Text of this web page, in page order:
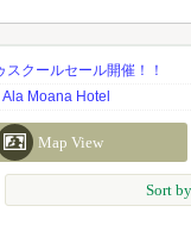
クールセール開催！！
Moana Hotel
Map View
Sort